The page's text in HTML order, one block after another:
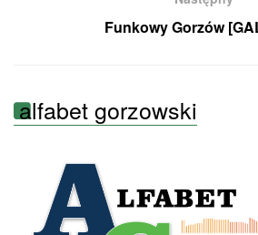
Funkowy Gorzów
alfabet gorzowski